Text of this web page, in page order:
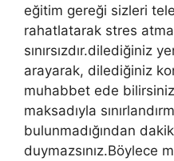
eğitim gereği sizleri
rahatlatarak stres
sınırsızdır.dilediğiniz
arayarak, dilediğiniz
muhabbet ede
maksadıyla
bulunmadığından
duymazsınız.Böylece